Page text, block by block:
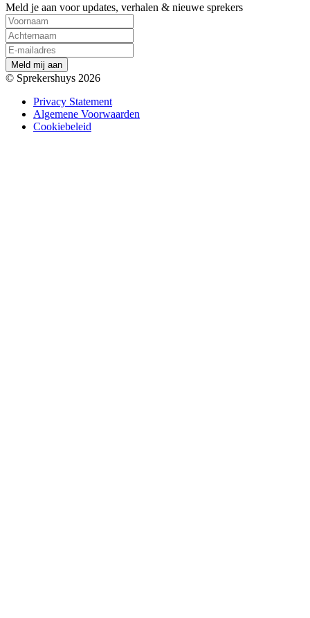
Meld je aan voor updates, verhalen & nieuwe sprekers
Me d mij aan
© Sprekershuys 2026
Privacy Statement
Algemene Voorwaarden
Cookiebeleid